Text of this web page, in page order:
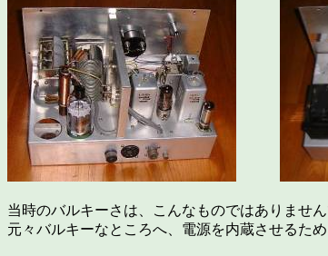
当時のバルキーさは、こんなものではありませ
元々バルキーなところへ、電源を内蔵させるた